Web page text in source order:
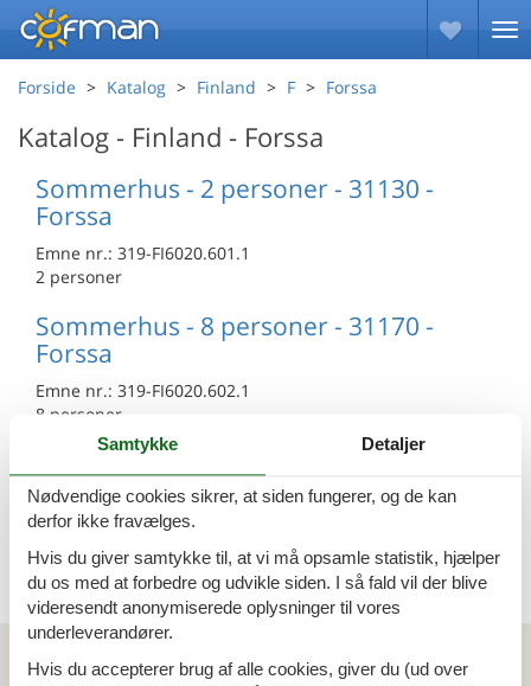
Forside Katalog Finland F Forssa
Katalog - Finland - Forssa
Sommerhus - 2 personer - 31130 -
Forssa
Emne nr.: 319-FI6020.601.1
2 personer
Sommerhus - 8 personer - 31170 -
Forssa
Emne nr.: 319-FI6020.602.1
8 personer
Sommerhus - 6 personer - 31170 -
Forssa
Emne nr.:319-FI6020.603.1
6 personer
Kan vi hjælpe?
Samtykke Detaljer
Nødvendige cookies sikrer, at siden fungerer, og de kan
derfor ikke fravælges.
Hvis du giver samtykke til, at vi må opsamle statistik, hjælper
du os med at forbedre og udvikle siden. I så fald vil der blive
videresendt anonymiserede oplysninger til vores
underleverandører.
Hvis du accepterer brug af alle cookies, giver du (ud over